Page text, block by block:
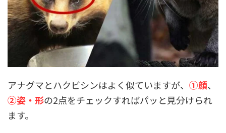
アナグマとハクビシンはよく似ていますが、 ①顔、
②姿・形の2点をチェックすればパッと見分けられ
ます。